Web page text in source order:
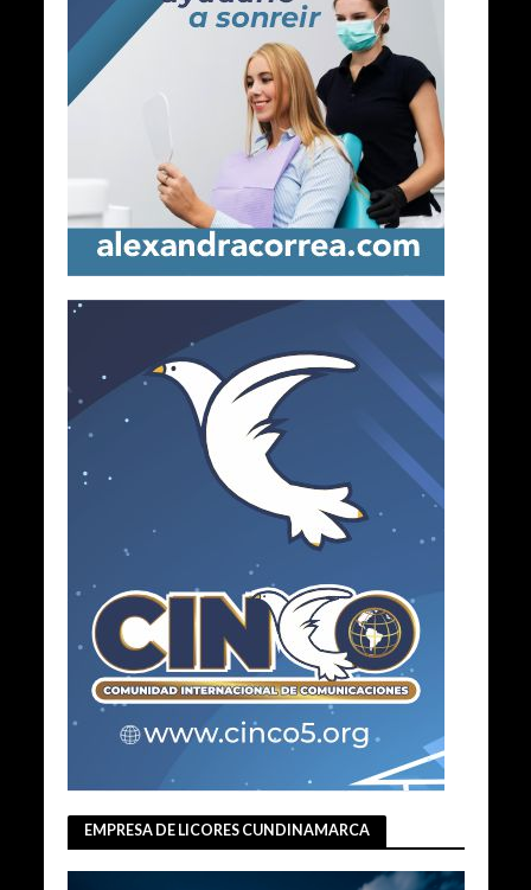
EMPRESA DE LICORES CUNDINAMARCA